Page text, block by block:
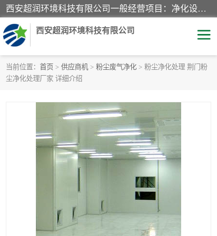
西安超润环境科技有限公司一般经营项目：净化设备、厨房设备、五金机电设备、不锈钢制品、彩钢夹心板、水处理设备的研发、销售；空气净化设备、办公设备、通风设备、建筑材料、金属材料的销售；净化工程、钢结构工程、机电设备工程的设计与施工及技术咨询服务；货物及技术的进出口的业务经营。
西安超润环境科技有限公司
当前位置： 首页 > 供应商机 > 粉尘废气净化 > 粉尘净化处理 荆门粉
尘净化处理厂家 详细介绍
洁净手术室
洁净室工程
净化车间工程 GMP车间